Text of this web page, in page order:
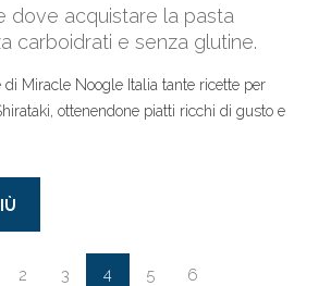
dove acquistare la pasta
carboidrati e senza glutine.
di Miracle Noogle Italia tante ricette per
ottenendone piatti ricchi di gusto e
2 3 4 5 6